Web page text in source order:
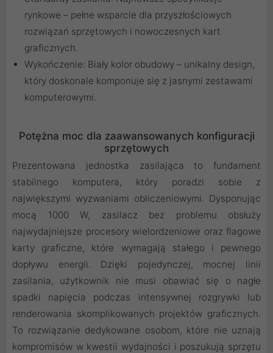
rynkowe – pełne wsparcie dla przyszłościowych
rozwiązań sprzętowych i nowoczesnych kart
graficznych.
Wykończenie: Biały kolor obudowy – unikalny design,
który doskonale komponuje się z jasnymi zestawami
komputerowymi.
Potężna moc dla zaawansowanych konfiguracji
sprzętowych
Prezentowana jednostka zasilająca to fundament
stabilnego komputera, który poradzi sobie z
największymi wyzwaniami obliczeniowymi. Dysponując
mocą 1000 W, zasilacz bez problemu obsłuży
najwydajniejsze procesory wielordzeniowe oraz flagowe
karty graficzne, które wymagają stałego i pewnego
dopływu energii. Dzięki pojedynczej, mocnej linii
zasilania, użytkownik nie musi obawiać się o nagłe
spadki napięcia podczas intensywnej rozgrywki lub
renderowania skomplikowanych projektów graficznych.
To rozwiązanie dedykowane osobom, które nie uznają
kompromisów w kwestii wydajności i poszukują sprzętu